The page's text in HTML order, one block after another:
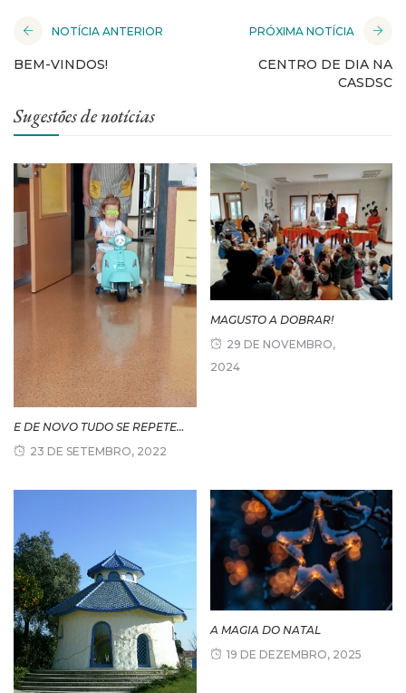
NOTÍCIA ANTERIOR
BEM-VINDOS!
PRÓXIMA NOTÍCIA
CENTRO DE DIA NA
CASDSC
Sugestões de notícias
E DE NOVO TUDO SE REPETE…
23 DE SETEMBRO, 2022
MAGUSTO A DOBRAR!
29 DE NOVEMBRO,
2024
A MAGIA DO NATAL
19 DE DEZEMBRO, 2025